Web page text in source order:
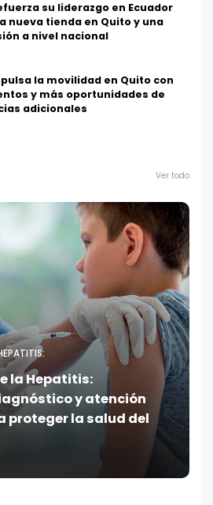
su liderazgo en Ecuador
nueva tienda en Quito y una
a nivel nacional
la movilidad en Quito con
y más oportunidades de
adicionales
Ver todo
la Hepatitis:
y atención
proteger la salud del